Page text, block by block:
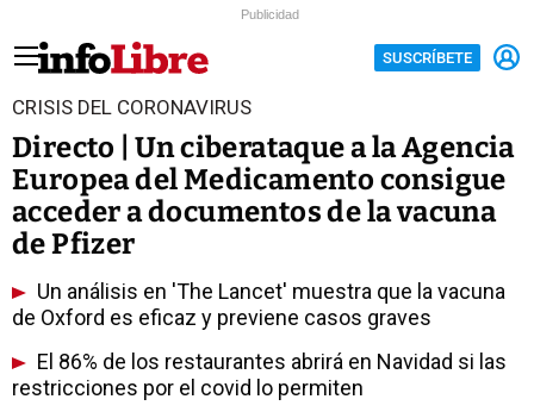
Publicidad
SUSCRÍBETE
CRISIS DEL CORONAVIRUS
Directo | Un ciberataque a la Agencia
Europea del Medicamento consigue
acceder a documentos de la vacuna
de Pfizer
Un análisis en 'The Lancet' muestra que la vacuna
de Oxford es eficaz y previene casos graves
El 86% de los restaurantes abrirá en Navidad si las
restricciones por el covid lo permiten